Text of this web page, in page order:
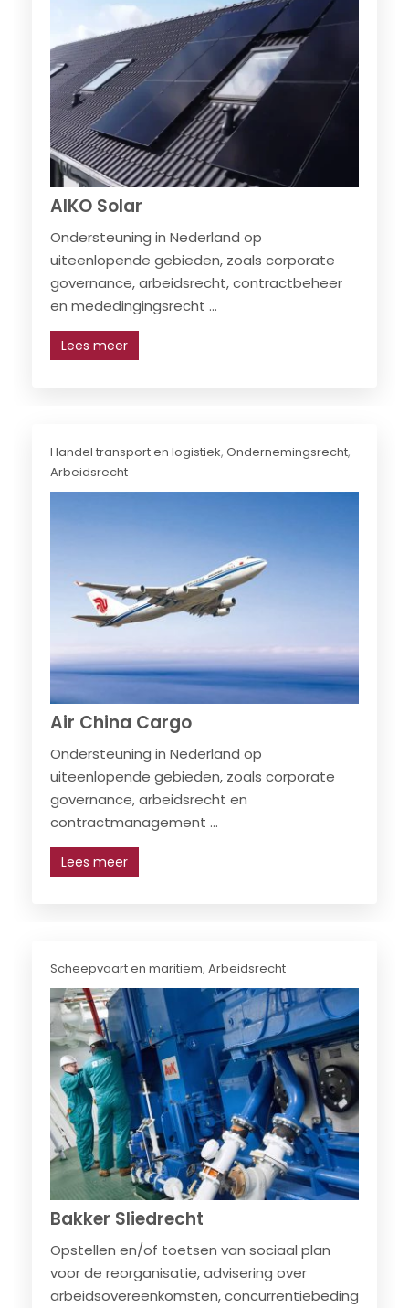
AIKO Solar
Ondersteuning in Nederland op
uiteenlopende gebieden, zoals corporate
governance, arbeidsrecht, contractbeheer
en mededingingsrecht ...
Lees meer
Handel transport en logistiek, Ondernemingsrecht,
Arbeidsrecht
Air China Cargo
Ondersteuning in Nederland op
uiteenlopende gebieden, zoals corporate
governance, arbeidsrecht en
contractmanagement ...
Lees meer
Scheepvaart en maritiem, Arbeidsrecht
Bakker Sliedrecht
Opstellen en/of toetsen van sociaal plan
voor de reorganisatie, advisering over
arbeidsovereenkomsten, concurrentiebeding